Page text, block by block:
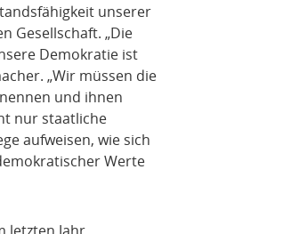
unserer
Gesellschaft. „Die
Demokratie ist
„Wir müssen die
und ihnen
nur staatliche
aufweisen, wie sich
Werte
letzten Jahr